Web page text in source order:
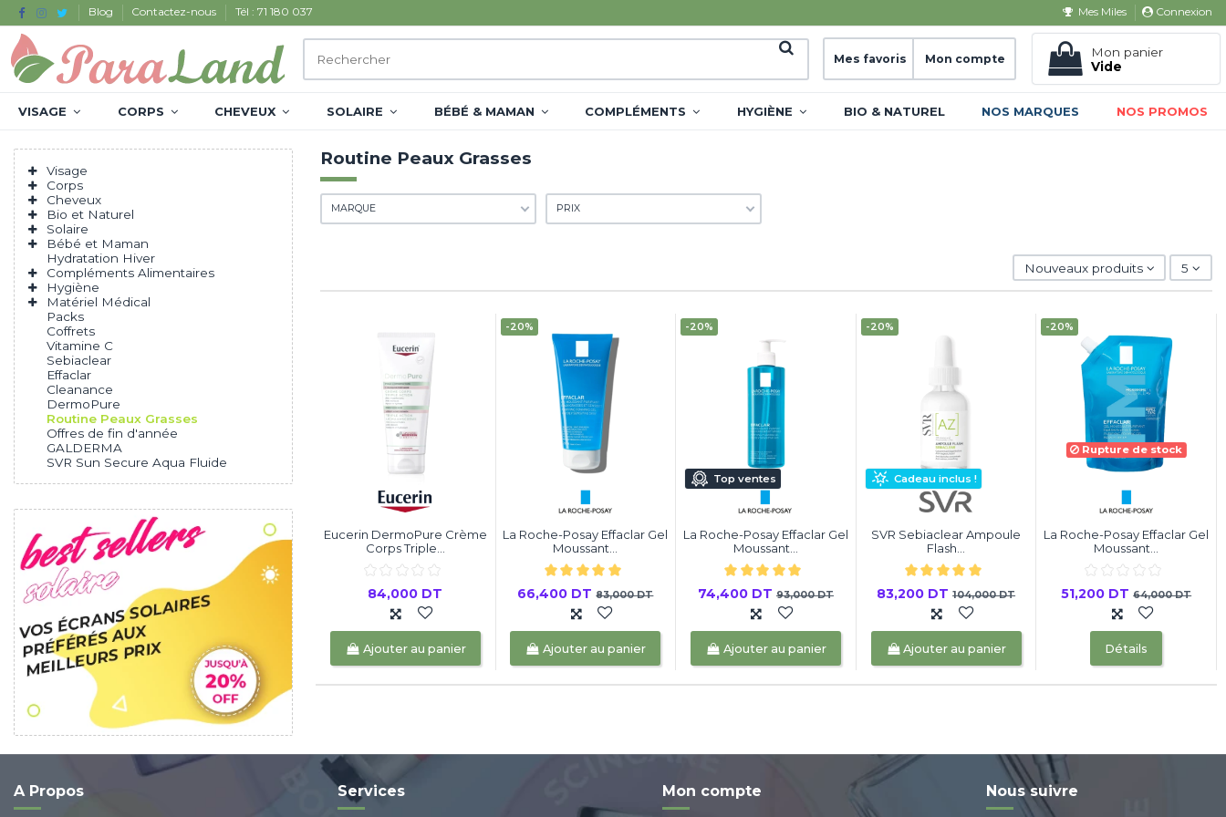
Blog Contactez-nous Tél : 71 180 037 Mes Miles Connexion
Mes favoris Mon compte
Mon panier
Vide
VISAGE CORPS CHEVEUX SOLAIRE BÉBÉ & MAMAN COMPLÉMENTS HYGIÈNE BIO & NATUREL NOS MARQUES NOS PROMOS
Visage
Corps
Cheveux
Bio et Naturel
Solaire
Bébé et Maman
Hydratation Hiver
Compléments Alimentaires
Hygiène
Matériel Médical
Packs
Coffrets
Vitamine C
Sebiaclear
Effaclar
Cleanance
DermoPure
Routine Peaux Grasses
Offres de fin d'année
GALDERMA
SVR Sun Secure Aqua Fluide
Routine Peaux Grasses
MARQUE PRIX
Nouveaux produits 5
Eucerin DermoPure Crème
Corps Triple...
84,000 DT
Ajouter au panier
-20%
La Roche-Posay Effaclar Gel
Moussant...
66,400 DT83,000 DT
Ajouter au panier
Top ventes
-20%
La Roche-Posay Effaclar Gel
Moussant...
74,400 DT 93,000 DT
Ajouter au panier
Cadeau inclus !
-20%
SVR Sebiaclear Ampoule
Flash...
83,200 DT104,000 DT
Ajouter au panier
-20%
Rupture de stock
La Roche-Posay Effaclar Gel
Moussant...
51,200 DT64,000 DT
Détails
A Propos Services Mon compte Nous suivre